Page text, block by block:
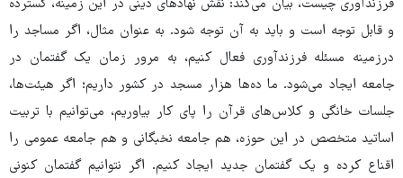
فرزندآوری چیست، بیان می‌کند: نقش نهادهای دینی در این زمینه، گسترده
و قابل توجه است و باید به آن توجه شود. به عنوان مثال، اگر مساجد را
درزمینه مسئله فرزندآوری فعال کنیم، به مرور زمان یک گفتمان در
جامعه ایجاد می‌شود. ما ده‌ها هزار مسجد در کشور داریم؛ اگر هیئت‌ها،
جلسات خانگی و کلاس‌های قرآن را پای کار بیاوریم، می‌توانیم با تربیت
اساتید متخصص در این حوزه، هم جامعه نخبگانی و هم جامعه عمومی را
اقناع کرده و یک گفتمان جدید ایجاد کنیم. اگر نتوانیم گفتمان کنونی